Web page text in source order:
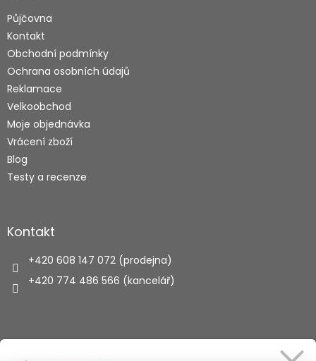
Půjčovna
Kontakt
Obchodní podmínky
Ochrana osobních údajů
Reklamace
Velkoobchod
Moje objednávka
Vrácení zboží
Blog
Testy a recenze
Kontakt
+420 608 147 072 (prodejna)
+420 774 486 566 (kancelář)